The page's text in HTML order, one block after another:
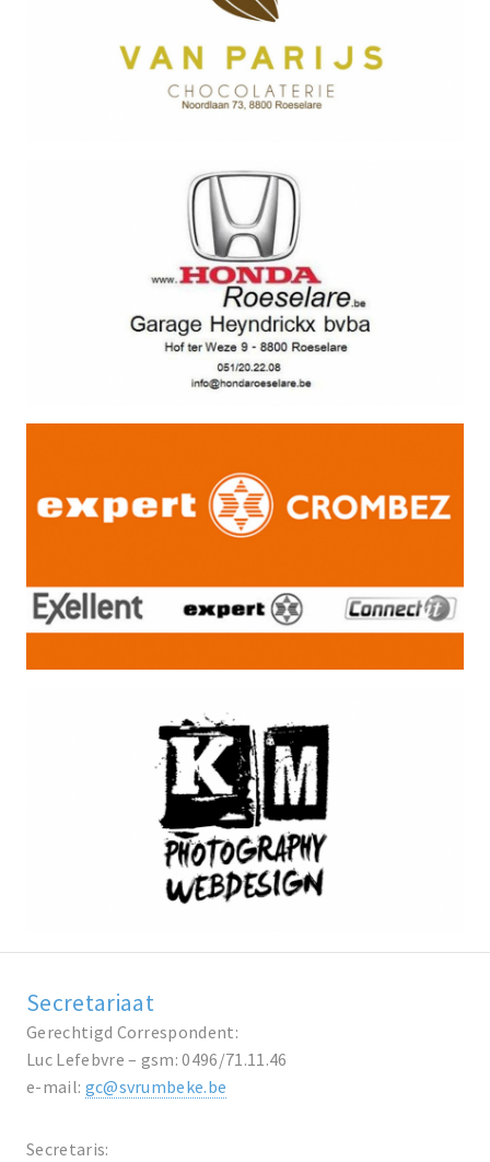
Secretariaat
Gerechtigd Correspondent:
Luc Lefebvre – gsm: 0496/71.11.46
e-mail: gc@svrumbeke.be
Secretaris: